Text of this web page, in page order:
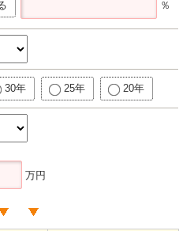
％
30年 25年 20年
万円